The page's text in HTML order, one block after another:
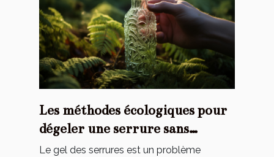
Les méthodes écologiques pour
dégeler une serrure sans
endommager l'environnement
Le gel des serrures est un problème